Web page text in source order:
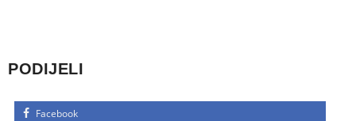
PODIJELI
Facebook